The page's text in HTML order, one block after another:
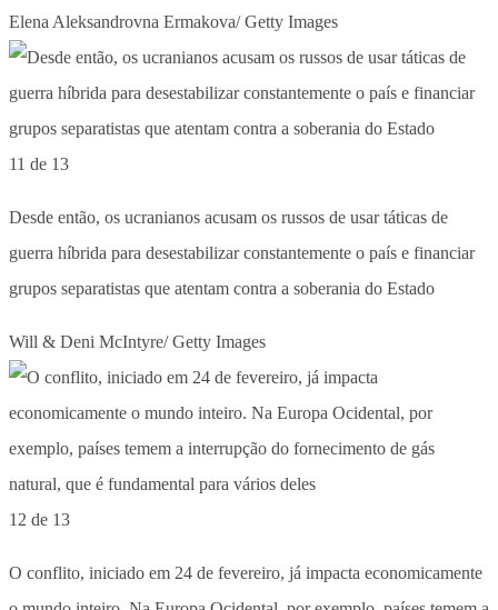
Elena Aleksandrovna Ermakova/ Getty Images
11 de 13
Desde então, os ucranianos acusam os russos de usar táticas de
guerra híbrida para desestabilizar constantemente o país e financiar
grupos separatistas que atentam contra a soberania do Estado
Will & Deni McIntyre/ Getty Images
12 de 13
O conflito, iniciado em 24 de fevereiro, já impacta economicamente